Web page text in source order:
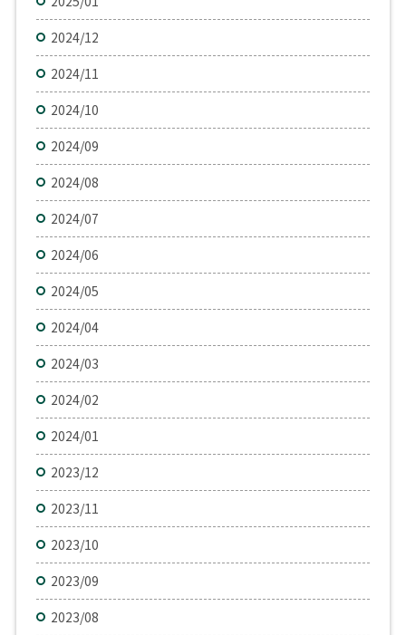
2024/12
2024/11
2024/10
2024/09
2024/08
2024/07
2024/06
2024/05
2024/04
2024/03
2024/02
2024/01
2023/12
2023/11
2023/10
2023/09
2023/08